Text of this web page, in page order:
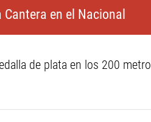
en el Nacional
de plata en los 200